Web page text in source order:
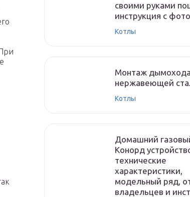
своими руками
инструкция с фото
Котлы
Монтаж
нержавеющей
Котлы
Домашний
Конорд
технические
характеристики,
модельный ряд,
владельцев и